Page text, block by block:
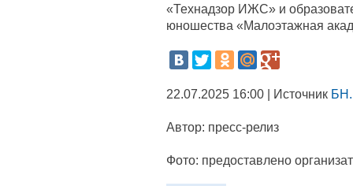
«Технадзор ИЖС» и
юношества «Малоэтажная
22.07.2025 16:00 | Источник
Автор: пресс-релиз
Фото: предоставлено